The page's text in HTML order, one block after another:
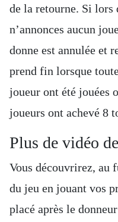
de la retourne. Si lors
n’annonces aucun
donne est annulée et
prend fin lorsque
joueur ont été jouées
joueurs ont achevé 8
Plus de vidéo
Vous découvrirez, au
du jeu en jouant vos
placé après le